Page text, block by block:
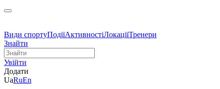
Види спортуПодіїАктивностіЛокаціїТренери
Знайти
Увійти
Додати
UaRuEn